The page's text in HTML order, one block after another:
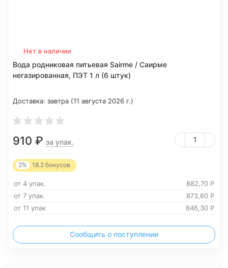
Нет в наличии
Вода родниковая питьевая Sairme / Саирме
негазированная, ПЭТ 1 л (6 штук)
Доставка: завтра (11 августа 2026 г.)
910 ₽ за упак.
2% 18.2 бонусов
от 4 упак. 882,70 Р
от 7 упак.
873,60 Р
от 11 упак
846,30 Р
Сообщить о поступлении